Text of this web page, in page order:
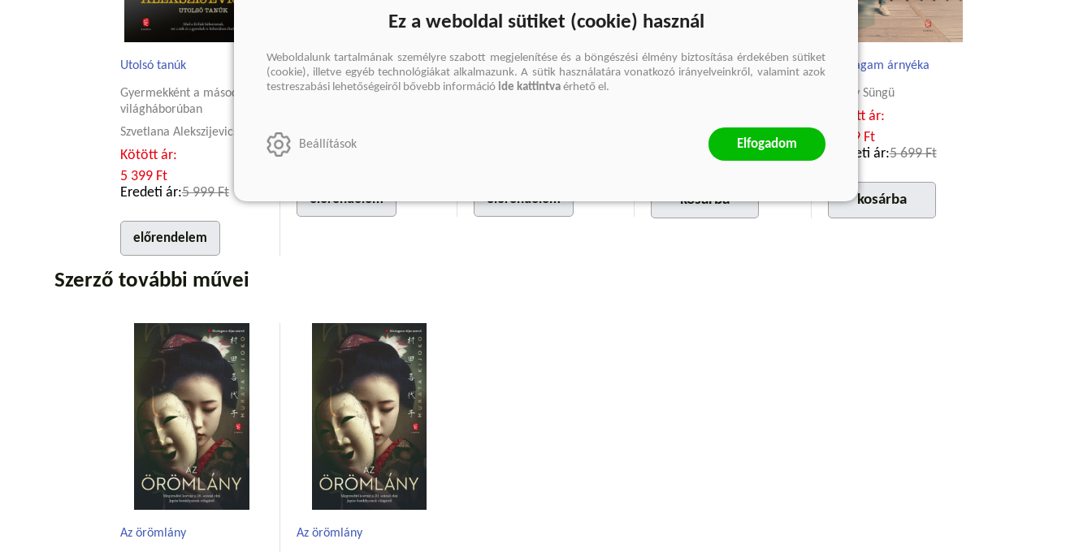
Utolsó tanúk
Gyermekként a második
világháborúban
Szvetlana Alekszijevics
Kötött ár:
5 399 Ft
Eredeti ár:5 999 Ft
előrendelem
Madonna prémkabátban
Sabahattin Ali
3 599 Ft
előrendelem
100 nap
Háy János
előrendelem
Oda se neki!
Eredeti ár:3 999 Ft
kosárba
Önmagam árnyéka
Güray Süngü
Kötött ár:
5 129 Ft
Eredeti ár:5 699 Ft
kosárba
Szerző további művei
Az örömlány Az örömlány
Ez a weboldal sütiket (cookie) használ
Weboldalunk tartalmának személyre szabott megjelenítése és a böngészési élmény biztosítása érdekében sütiket
(cookie), illetve egyéb technológiákat alkalmazunk. A sütik használatára vonatkozó irányelveinkről, valamint azok
testreszabási lehetőségeiről bővebb információ ide kattintva érhető el.
Beállítások Elfogadom